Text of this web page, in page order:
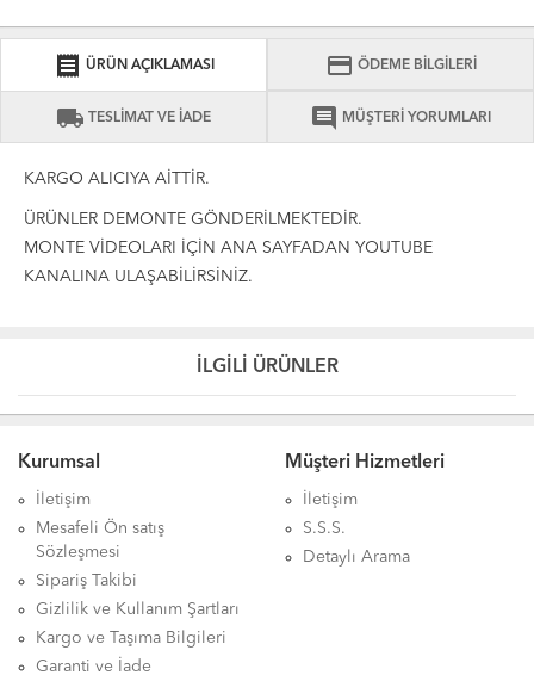
receipt ÜRÜN AÇIKLAMASI credit_card ÖDEME BİLGİLERİ
local_shipping TESLİMAT VE İADE comment MÜŞTERİ YORUMLARI
KARGO ALICIYA AİTTİR.
ÜRÜNLER DEMONTE GÖNDERİLMEKTEDİR.
MONTE VİDEOLARI İÇİN ANA SAYFADAN YOUTUBE
KANALINA ULAŞABİLİRSİNİZ.
İLGİLİ ÜRÜNLER
Kurumsal
İletişim
Mesafeli Ön satış
Sözleşmesi
Sipariş Takibi
Gizlilik ve Kullanım Şartları
Kargo ve Taşıma Bilgileri
Garanti ve İade
Müşteri Hizmetleri
İletişim
S.S.S.
Detaylı Arama